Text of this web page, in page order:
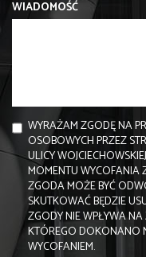
WIADOMOŚĆ
WYRAŻAM ZGODĘ NA
OSOBOWYCH PRZEZ
ULICY
MOMENTU WYCOFANIA
ZGODA MOŻE BYĆ
SKUTKOWAĆ BĘDZIE
ZGODY NIE WPŁYWA
KTÓREGO DOKONANO
WYCOFANIEM.